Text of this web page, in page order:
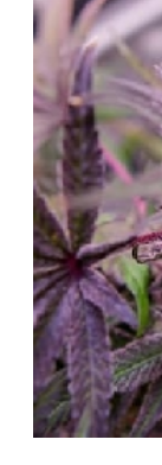
Su principal
de la genética de
específicamente
(95%). Este
genética óptima